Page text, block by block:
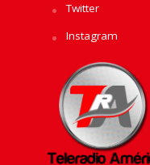
Twitter
Instagram